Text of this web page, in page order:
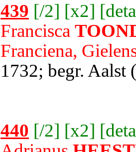
439 [/2] [x2] [
Francisca
Franciena,
1732; begr. Aalst
440 [/2] [x2] [